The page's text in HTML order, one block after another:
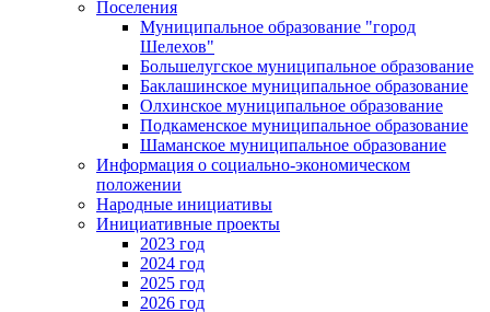
Поселения
Муниципальное образование "город
Шелехов"
Большелугское муниципальное образование
Баклашинское муниципальное образование
Олхинское муниципальное образование
Подкаменское муниципальное образование
Шаманское муниципальное образование
Информация о социально-экономическом
положении
Народные инициативы
Инициативные проекты
2023 год
2024 год
2025 год
2026 год